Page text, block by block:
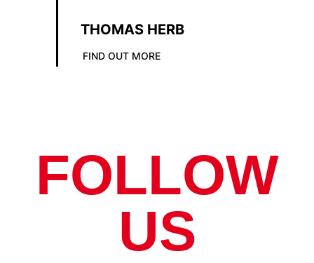
THOMAS HERB
FIND OUT MORE
FOLLOW
US